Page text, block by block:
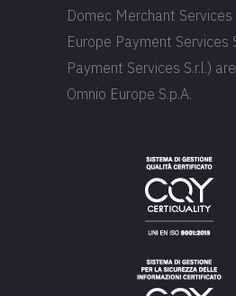
Domec Merchant Services
Europe Payment Services
Payment Services S.r.l.)
Omnio Europe S.p.A.